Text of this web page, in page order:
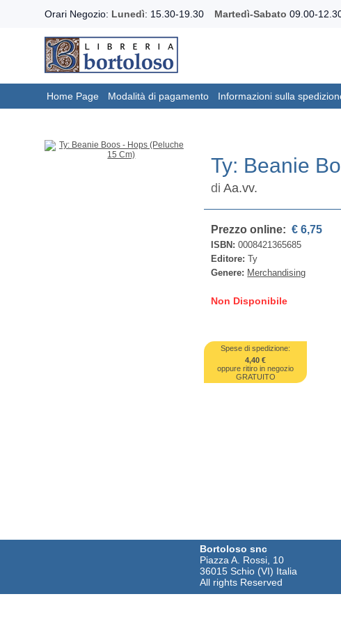
Orari Negozio: Lunedì: 15.30-19.30 Martedì-Sabato 09.00-
Home Page Modalità di pagamento Informazioni sulla
Ty: Beanie
diAa.vv.
Prezzo online: € 6,75
ISBN:0008421365685
Editore:Ty
Genere: Merchandising
Non Disponibile
Spese di spedizione:
4,40 €
oppure ritiro in negozio
GRATUITO
Bortoloso snc
Piazza A. Rossi, 10
36015 Schio (VI) Italia
All rights Reserved